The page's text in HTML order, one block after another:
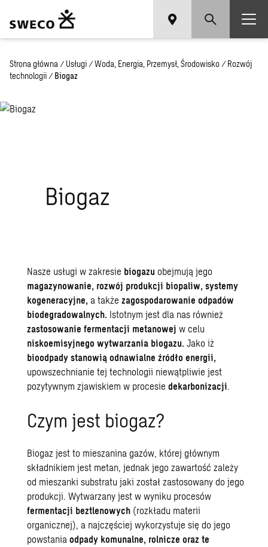
Strona główna / Usługi / Woda, Energia, Przemysł, Środowisko / Rozwój
technologii / Biogaz
Biogaz
Nasze usługi w zakresie biogazu obejmują jego
magazynowanie, rozwój produkcji biopaliw, systemy
kogeneracyjne,a także zagospodarowanie odpadów
biodegradowalnych. Istotnym jest dla nas również
zastosowanie fermentacji metanowejw celu
niskoemisyjnego wytwarzania biogazu. Jako iż
bioodpady stanowią odnawialne źródło energii,
upowszechnianie tej technologii niewątpliwie jest
pozytywnym zjawiskiem w procesiedekarbonizacji.
Czym jest biogaz?
Biogaz jest to mieszanina gazów, której głównym
składnikiem jest metan, jednak jego zawartość zależy
od mieszanki substratu jaki został zastosowany do jego
produkcji. Wytwarzany jest w wyniku procesów
fermentacji beztlenowych (rozkładu materii
organicznej), a najczęściej wykorzystuje się do jego
powstaniaodpady komunalne, rolnicze oraz te